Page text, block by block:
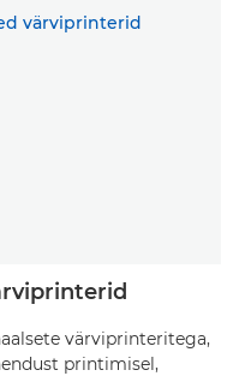
värviprinteritega,
printimisel,